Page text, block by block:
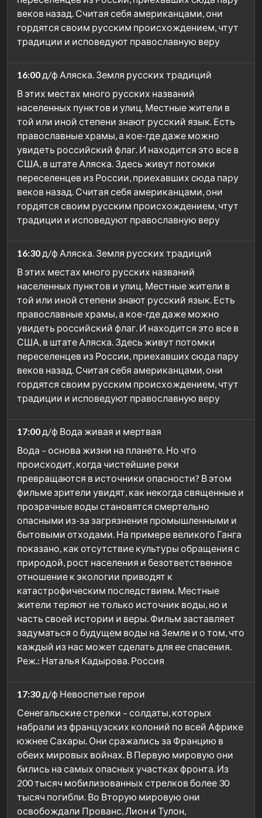
веков назад. Считая себя американцами, они
гордятся своим русским происхождением, чтут
традиции и исповедуют православную веру
16:00д/ф Аляска. Земля русских традиций
В этих местах много русских названий
населенных пунктов и улиц. Местные жители в
той или иной степени знают русский язык. Есть
православные храмы, а кое-где даже можно
увидеть российский флаг. И находится это все в
США, в штате Аляска. Здесь живут потомки
переселенцев из России, приехавших сюда пару
веков назад. Считая себя американцами, они
гордятся своим русским происхождением, чтут
традиции и исповедуют православную веру
16:30д/ф Аляска. Земля русских традиций
В этих местах много русских названий
населенных пунктов и улиц. Местные жители в
той или иной степени знают русский язык. Есть
православные храмы, а кое-где даже можно
увидеть российский флаг. И находится это все в
США, в штате Аляска. Здесь живут потомки
переселенцев из России, приехавших сюда пару
веков назад. Считая себя американцами, они
гордятся своим русским происхождением, чтут
традиции и исповедуют православную веру
17:00д/ф Вода живая и мертвая
Вода – основа жизни на планете. Но что
происходит, когда чистейшие реки
превращаются в источники опасности? В этом
фильме зрители увидят, как некогда священные и
прозрачные воды становятся смертельно
опасными из-за загрязнения промышленными и
бытовыми отходами. На примере великого Ганга
показано, как отсутствие культуры обращения с
природой, рост населения и безответственное
отношение к экологии приводят к
катастрофическим последствиям. Местные
жители теряют не только источник воды, но и
часть своей истории и веры. Фильм заставляет
задуматься о будущем воды на Земле и о том, что
каждый из нас может сделать для ее спасения.
Реж.: Наталья Кадырова. Россия
17:30д/ф Невоспетые герои
Сенегальские стрелки – солдаты, которых
набрали из французских колоний по всей Африке
южнее Сахары. Они сражались за Францию в
обеих мировых войнах. В Первую мировую они
бились на самых опасных участках фронта. Из
200 тысяч мобилизованных стрелков более 30
тысяч погибли. Во Вторую мировую они
освобождали Прованс, Лион и Тулон,